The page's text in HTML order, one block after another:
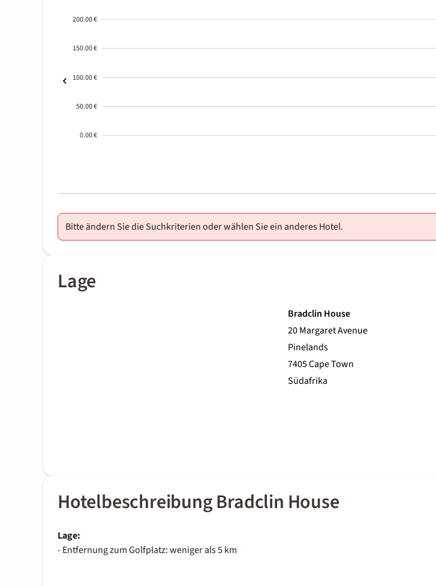
200.00 €
150.00 €
100.00 €
50.00 €
0.00 €
01-02
Bitte ändern Sie die Suchkriterien oder wählen Sie ein anderes Hotel.
Lage
Bradclin House
20 Margaret Avenue
Pinelands
7405 Cape Town
Südafrika
Hotelbeschreibung Bradclin House
Lage:
- Entfernung zum Golfplatz: weniger als 5 km